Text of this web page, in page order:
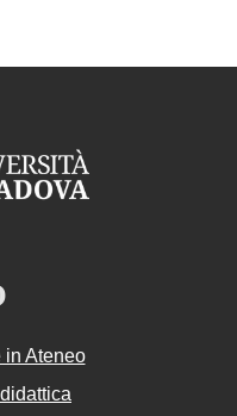
in Ateneo